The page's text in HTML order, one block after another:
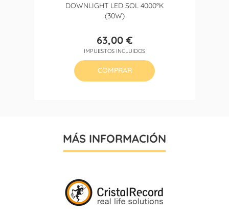
DOWNLIGHT LED SOL 4000ºK
(30W)
Precio
63,00 €
IMPUESTOS INCLUIDOS
COMPRAR
MÁS INFORMACIÓN